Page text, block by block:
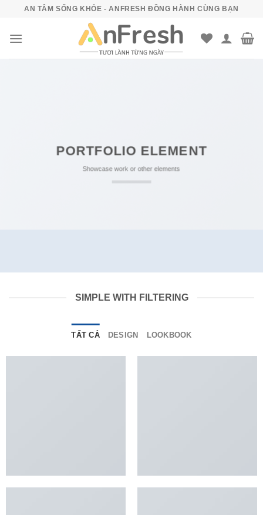
nội
AN TÂM SỐNG KHỎE - ANFRESH ĐỒNG HÀNH CÙNG BẠN
PORTFOLIO ELEMENT
Showcase work or other elements
SIMPLE WITH FILTERING
TẤT CẢ DESIGN LOOKBOOK